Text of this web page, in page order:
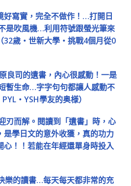
好寫實，完全不做作！…打開日
是吹風機…利用符號跟螢光筆來
32歲‧世新大學‧挑戰4個月從0
良司的遺書，內心很感動！一是
暫生命…字字句句都讓人感動不
學友的奥様）
刃而解。閱讀到「遺書」時，心
學日文的意外收獲，真的功力
！！若能在年經還單身時投入
樂的讀書…每天每天都非常的充